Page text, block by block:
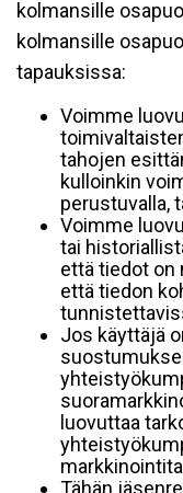
kolmansille
kolmansille
tapauksissa:
Voimme
tahojen
kulloinkin
perustuvalla,
Voimme
tai
että tiedot on
että tiedon
Jos käyttäjä
luovuttaa
Tähän